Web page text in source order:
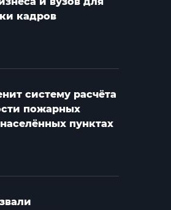
кадров
систему расчёта
пожарных
пунктах